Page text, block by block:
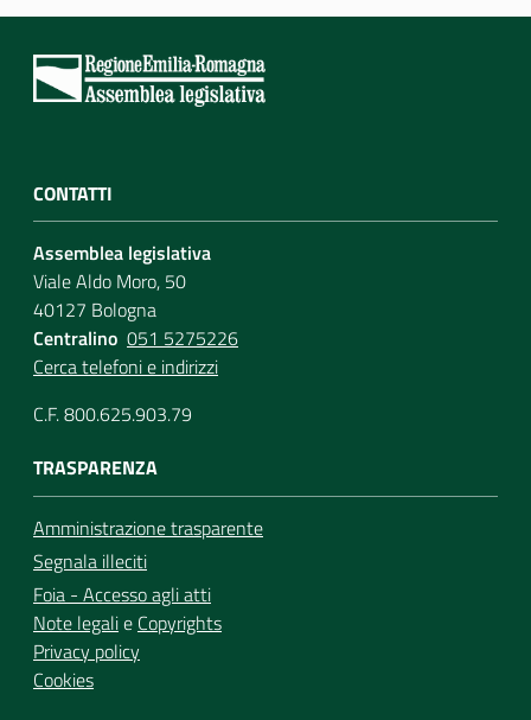
CONTATTI
Assemblea legislativa
Viale Aldo Moro, 50
40127 Bologna
Centralino 051 5275226
Cerca telefoni e indirizzi
C.F. 800.625.903.79
TRASPARENZA
Amministrazione trasparente
Segnala illeciti
Foia - Accesso agli atti
Note legalie Copyrights
Privacy policy
Cookies